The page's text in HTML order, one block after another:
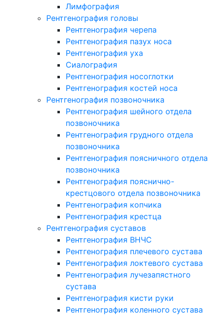
Лимфография
Рентгенография головы
Рентгенография черепа
Рентгенография пазух носа
Рентгенография уха
Сиалография
Рентгенография носоглотки
Рентгенография костей носа
Рентгенография позвоночника
Рентгенография шейного отдела
позвоночника
Рентгенография грудного отдела
позвоночника
Рентгенография поясничного отдела
позвоночника
Рентгенография пояснично-
крестцового отдела позвоночника
Рентгенография копчика
Рентгенография крестца
Рентгенография суставов
Рентгенография ВНЧС
Рентгенография плечевого сустава
Рентгенография локтевого сустава
Рентгенография лучезапястного
сустава
Рентгенография кисти руки
Рентгенография коленного сустава